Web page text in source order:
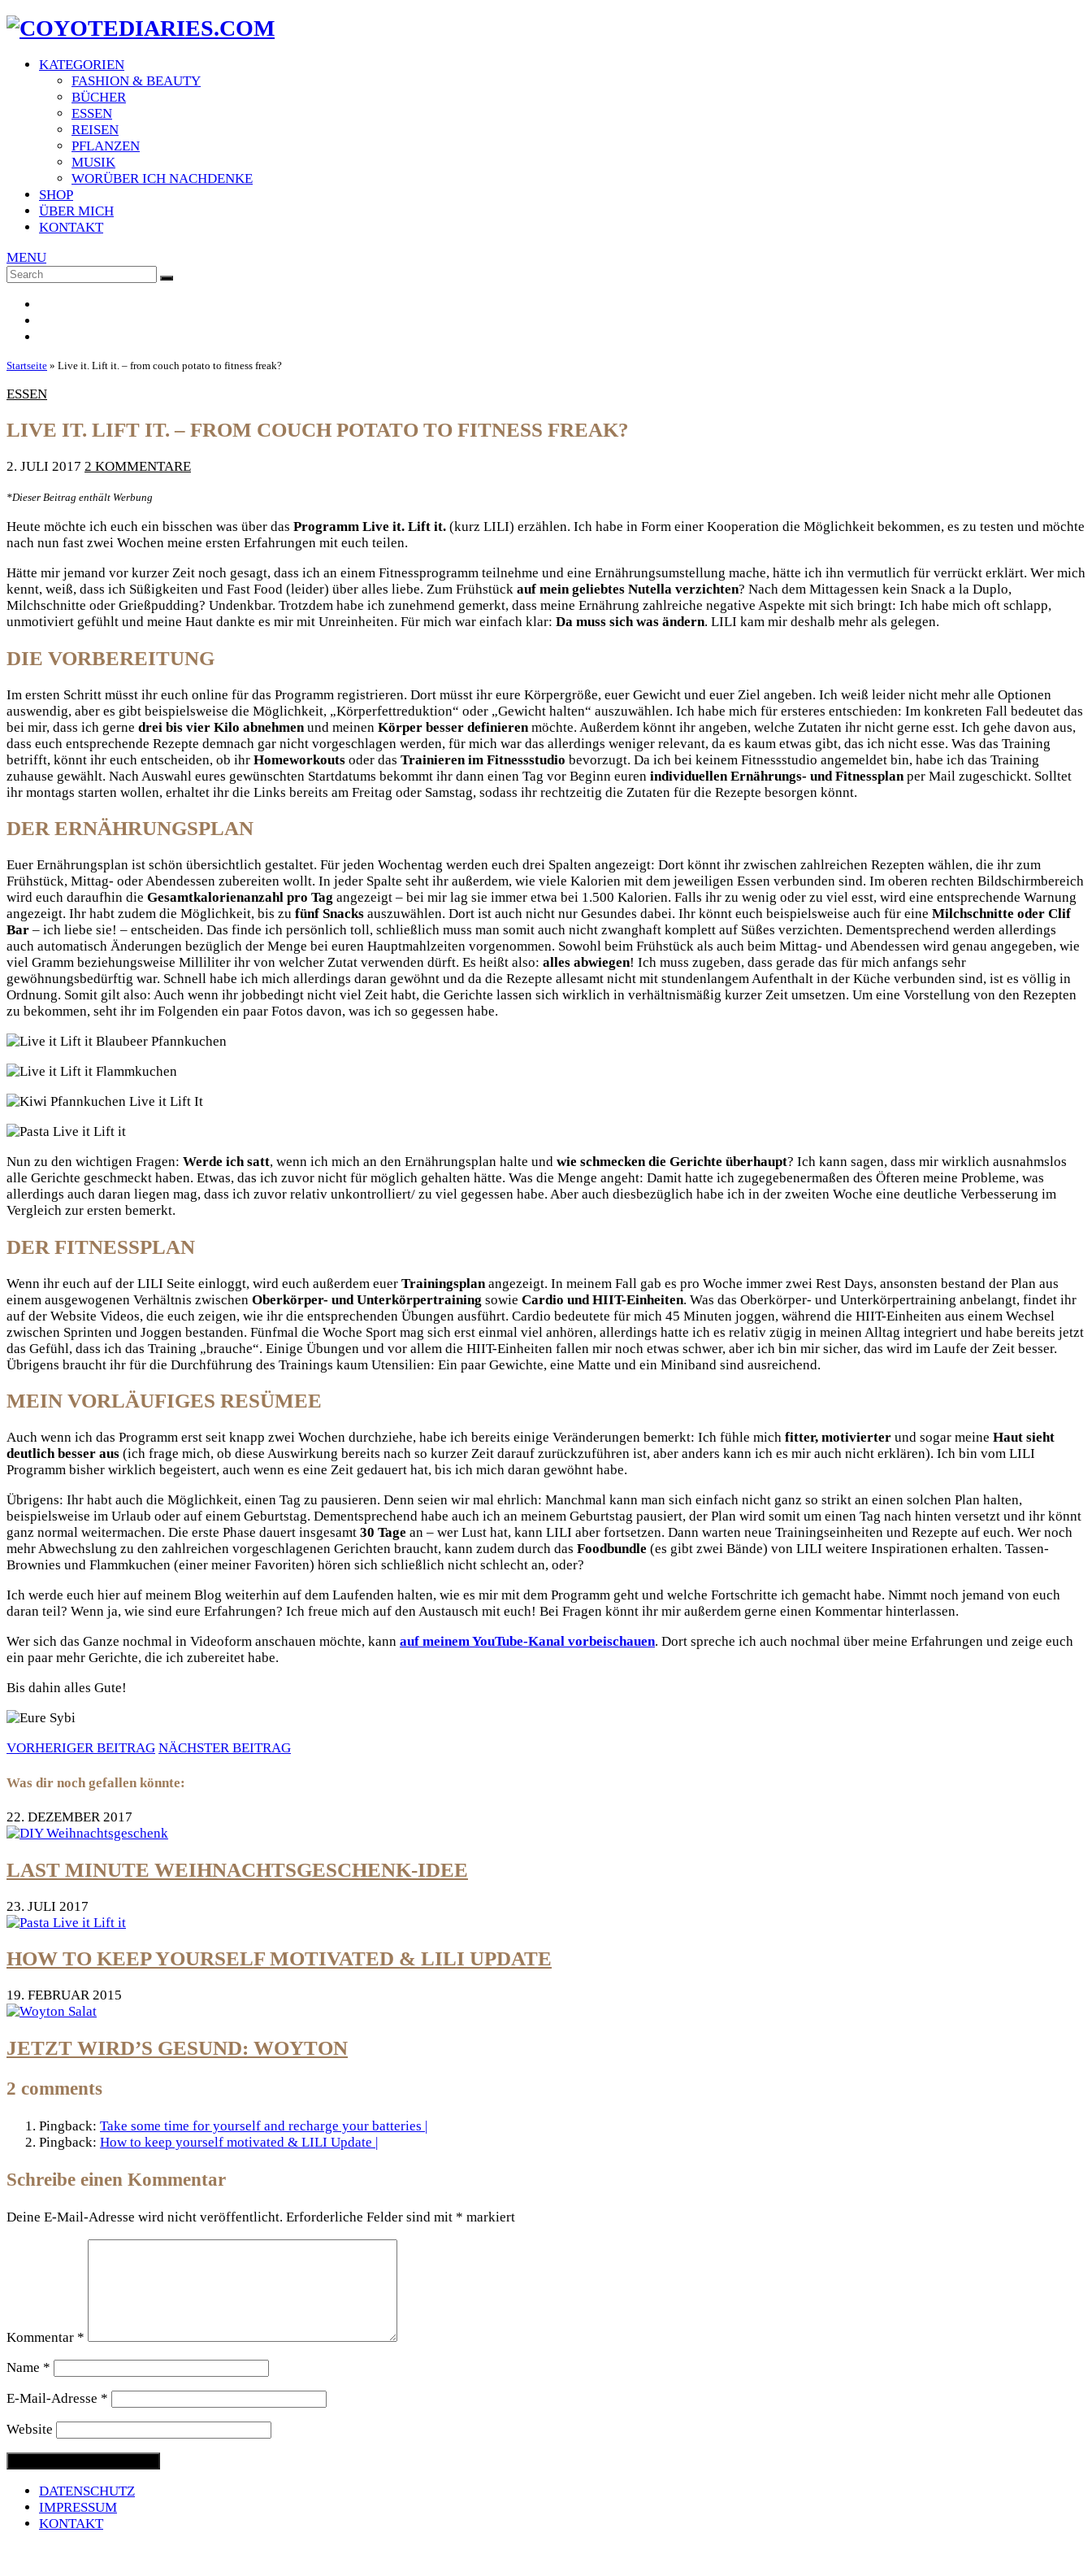
KATEGORIEN
FASHION & BEAUTY
BÜCHER
ESSEN
REISEN
PFLANZEN
MUSIK
WORÜBER ICH NACHDENKE
SHOP
ÜBER MICH
KONTAKT
MENU
Search
SEARCH
Startseite » Live it. Lift it. – from couch potato to fitness freak?
ESSEN
LIVE IT. LIFT IT. – FROM COUCH POTATO TO FITNESS FREAK?
2. JULI 2017 2 KOMMENTARE
*Dieser Beitrag enthält Werbung
Heute möchte ich euch ein bisschen was über das Programm Live it. Lift it. (kurz LILI) erzählen. Ich habe in Form einer Kooperation die Möglichkeit bekommen, es zu testen und möchte
nach nun fast zwei Wochen meine ersten Erfahrungen mit euch teilen.
Hätte mir jemand vor kurzer Zeit noch gesagt, dass ich an einem Fitnessprogramm teilnehme und eine Ernährungsumstellung mache, hätte ich ihn vermutlich für verrückt erklärt. Wer mich
kennt, weiß, dass ich Süßigkeiten und Fast Food (leider) über alles liebe. Zum Frühstück auf mein geliebtes Nutella verzichten? Nach dem Mittagessen kein Snack a la Duplo,
Milchschnitte oder Grießpudding? Undenkbar. Trotzdem habe ich zunehmend gemerkt, dass meine Ernährung zahlreiche negative Aspekte mit sich bringt: Ich habe mich oft schlapp,
unmotiviert gefühlt und meine Haut dankte es mir mit Unreinheiten. Für mich war einfach klar: Da muss sich was ändern. LILI kam mir deshalb mehr als gelegen.
DIE VORBEREITUNG
Im ersten Schritt müsst ihr euch online für das Programm registrieren. Dort müsst ihr eure Körpergröße, euer Gewicht und euer Ziel angeben. Ich weiß leider nicht mehr alle Optionen
auswendig, aber es gibt beispielsweise die Möglichkeit, „Körperfettreduktion“ oder „Gewicht halten“ auszuwählen. Ich habe mich für ersteres entschieden: Im konkreten Fall bedeutet das
bei mir, dass ich gerne drei bis vier Kilo abnehmen und meinen Körper besser definieren möchte. Außerdem könnt ihr angeben, welche Zutaten ihr nicht gerne esst. Ich gehe davon aus,
dass euch entsprechende Rezepte demnach gar nicht vorgeschlagen werden, für mich war das allerdings weniger relevant, da es kaum etwas gibt, das ich nicht esse. Was das Training
betrifft, könnt ihr euch entscheiden, ob ihr Homeworkouts oder das Trainieren im Fitnessstudio bevorzugt. Da ich bei keinem Fitnessstudio angemeldet bin, habe ich das Training
zuhause gewählt. Nach Auswahl eures gewünschten Startdatums bekommt ihr dann einen Tag vor Beginn euren individuellen Ernährungs- und Fitnessplan per Mail zugeschickt. Solltet
ihr montags starten wollen, erhaltet ihr die Links bereits am Freitag oder Samstag, sodass ihr rechtzeitig die Zutaten für die Rezepte besorgen könnt.
DER ERNÄHRUNGSPLAN
Euer Ernährungsplan ist schön übersichtlich gestaltet. Für jeden Wochentag werden euch drei Spalten angezeigt: Dort könnt ihr zwischen zahlreichen Rezepten wählen, die ihr zum
Frühstück, Mittag- oder Abendessen zubereiten wollt. In jeder Spalte seht ihr außerdem, wie viele Kalorien mit dem jeweiligen Essen verbunden sind. Im oberen rechten Bildschirmbereich
wird euch daraufhin die Gesamtkalorienanzahl pro Tag angezeigt – bei mir lag sie immer etwa bei 1.500 Kalorien. Falls ihr zu wenig oder zu viel esst, wird eine entsprechende Warnung
angezeigt. Ihr habt zudem die Möglichkeit, bis zu fünf Snacks auszuwählen. Dort ist auch nicht nur Gesundes dabei. Ihr könnt euch beispielsweise auch für eine Milchschnitte oder Clif
Bar – ich liebe sie! – entscheiden. Das finde ich persönlich toll, schließlich muss man somit auch nicht zwanghaft komplett auf Süßes verzichten. Dementsprechend werden allerdings
auch automatisch Änderungen bezüglich der Menge bei euren Hauptmahlzeiten vorgenommen. Sowohl beim Frühstück als auch beim Mittag- und Abendessen wird genau angegeben, wie
viel Gramm beziehungsweise Milliliter ihr von welcher Zutat verwenden dürft. Es heißt also: alles abwiegen! Ich muss zugeben, dass gerade das für mich anfangs sehr
gewöhnungsbedürftig war. Schnell habe ich mich allerdings daran gewöhnt und da die Rezepte allesamt nicht mit stundenlangem Aufenthalt in der Küche verbunden sind, ist es völlig in
Ordnung. Somit gilt also: Auch wenn ihr jobbedingt nicht viel Zeit habt, die Gerichte lassen sich wirklich in verhältnismäßig kurzer Zeit umsetzen. Um eine Vorstellung von den Rezepten
zu bekommen, seht ihr im Folgenden ein paar Fotos davon, was ich so gegessen habe.
Nun zu den wichtigen Fragen: Werde ich satt, wenn ich mich an den Ernährungsplan halte und wie schmecken die Gerichte überhaupt? Ich kann sagen, dass mir wirklich ausnahmslos
alle Gerichte geschmeckt haben. Etwas, das ich zuvor nicht für möglich gehalten hätte. Was die Menge angeht: Damit hatte ich zugegebenermaßen des Öfteren meine Probleme, was
allerdings auch daran liegen mag, dass ich zuvor relativ unkontrolliert/ zu viel gegessen habe. Aber auch diesbezüglich habe ich in der zweiten Woche eine deutliche Verbesserung im
Vergleich zur ersten bemerkt.
DER FITNESSPLAN
Wenn ihr euch auf der LILI Seite einloggt, wird euch außerdem euer Trainingsplan angezeigt. In meinem Fall gab es pro Woche immer zwei Rest Days, ansonsten bestand der Plan aus
einem ausgewogenen Verhältnis zwischen Oberkörper- und Unterkörpertraining sowie Cardio und HIIT-Einheiten. Was das Oberkörper- und Unterkörpertraining anbelangt, findet ihr
auf der Website Videos, die euch zeigen, wie ihr die entsprechenden Übungen ausführt. Cardio bedeutete für mich 45 Minuten joggen, während die HIIT-Einheiten aus einem Wechsel
zwischen Sprinten und Joggen bestanden. Fünfmal die Woche Sport mag sich erst einmal viel anhören, allerdings hatte ich es relativ zügig in meinen Alltag integriert und habe bereits jetzt
das Gefühl, dass ich das Training „brauche“. Einige Übungen und vor allem die HIIT-Einheiten fallen mir noch etwas schwer, aber ich bin mir sicher, das wird im Laufe der Zeit besser.
Übrigens braucht ihr für die Durchführung des Trainings kaum Utensilien: Ein paar Gewichte, eine Matte und ein Miniband sind ausreichend.
MEIN VORLÄUFIGES RESÜMEE
Auch wenn ich das Programm erst seit knapp zwei Wochen durchziehe, habe ich bereits einige Veränderungen bemerkt: Ich fühle mich fitter, motivierter und sogar meine Haut sieht
deutlich besser aus (ich frage mich, ob diese Auswirkung bereits nach so kurzer Zeit darauf zurückzuführen ist, aber anders kann ich es mir auch nicht erklären). Ich bin vom LILI
Programm bisher wirklich begeistert, auch wenn es eine Zeit gedauert hat, bis ich mich daran gewöhnt habe.
Übrigens: Ihr habt auch die Möglichkeit, einen Tag zu pausieren. Denn seien wir mal ehrlich: Manchmal kann man sich einfach nicht ganz so strikt an einen solchen Plan halten,
beispielsweise im Urlaub oder auf einem Geburtstag. Dementsprechend habe auch ich an meinem Geburtstag pausiert, der Plan wird somit um einen Tag nach hinten versetzt und ihr könnt
ganz normal weitermachen. Die erste Phase dauert insgesamt 30 Tage an – wer Lust hat, kann LILI aber fortsetzen. Dann warten neue Trainingseinheiten und Rezepte auf euch. Wer noch
mehr Abwechslung zu den zahlreichen vorgeschlagenen Gerichten braucht, kann zudem durch das Foodbundle (es gibt zwei Bände) von LILI weitere Inspirationen erhalten. Tassen-
Brownies und Flammkuchen (einer meiner Favoriten) hören sich schließlich nicht schlecht an, oder?
Ich werde euch hier auf meinem Blog weiterhin auf dem Laufenden halten, wie es mir mit dem Programm geht und welche Fortschritte ich gemacht habe. Nimmt noch jemand von euch
daran teil? Wenn ja, wie sind eure Erfahrungen? Ich freue mich auf den Austausch mit euch! Bei Fragen könnt ihr mir außerdem gerne einen Kommentar hinterlassen.
Wer sich das Ganze nochmal in Videoform anschauen möchte, kann auf meinem YouTube-Kanal vorbeischauen. Dort spreche ich auch nochmal über meine Erfahrungen und zeige euch
ein paar mehr Gerichte, die ich zubereitet habe.
Bis dahin alles Gute!
VORHERIGER BEITRAG NÄCHSTER BEITRAG
Was dir noch gefallen könnte:
22. DEZEMBER 2017
LAST MINUTE WEIHNACHTSGESCHENK-IDEE
23. JULI 2017
HOW TO KEEP YOURSELF MOTIVATED & LILI UPDATE
19. FEBRUAR 2015
JETZT WIRD’S GESUND: WOYTON
2 comments
Pingback: Take some time for yourself and recharge your batteries |
Pingback: How to keep yourself motivated & LILI Update |
Schreibe einen Kommentar
Deine E-Mail-Adresse wird nicht veröffentlicht. Erforderliche Felder sind mit * markiert
Kommentar *
Name *
E-Mail-Adresse *
Website
DATENSCHUTZ
IMPRESSUM
KONTAKT